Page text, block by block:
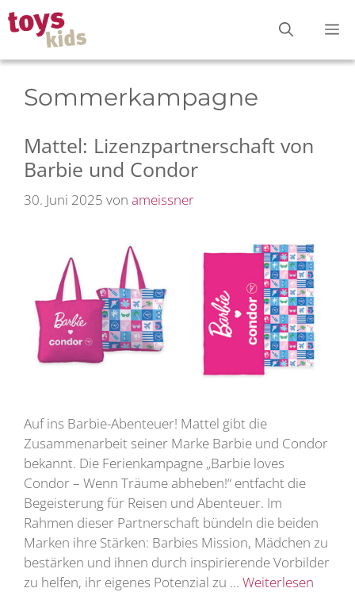
Zum
Inhalt
springen
Sommerkampagne
Mattel: Lizenzpartnerschaft von
Barbie und Condor
30. Juni 2025 von ameissner
Auf ins Barbie-Abenteuer! Mattel gibt die
Zusammenarbeit seiner Marke Barbie und Condor
bekannt. Die Ferienkampagne „Barbie loves
Condor – Wenn Träume abheben!“ entfacht die
Begeisterung für Reisen und Abenteuer. Im
Rahmen dieser Partnerschaft bündeln die beiden
Marken ihre Stärken: Barbies Mission, Mädchen zu
bestärken und ihnen durch inspirierende Vorbilder
zu helfen, ihr eigenes Potenzial zu … Weiterlesen